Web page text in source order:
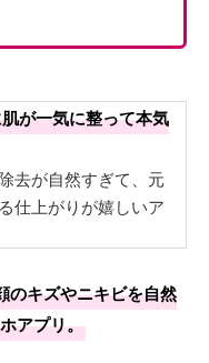
が一気に整って本気
去が自然すぎて、元
仕上がりが嬉しいア
のキズやニキビを自然
アプリ。